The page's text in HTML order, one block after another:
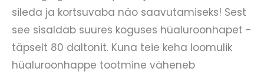
sileda ja kortsuvaba näo saavutamiseks! Sest
see sisaldab suures koguses hüaluroonhapet -
täpselt 80 daltonit. Kuna teie keha loomulik
hüaluroonhappe tootmine väheneb